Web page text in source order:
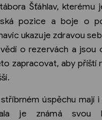
Šťáhlav, kterému
pozice a boje o
ukazuje zdravou
o rezervách a jsou
zapracovat, aby příští
úspěchu mají i
je známá svou